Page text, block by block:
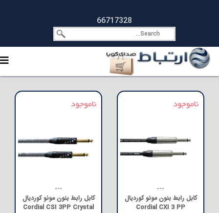
66717328
---
کابل رابط بنون مونو کوردیال
Cordial CXI 3 PP
---
کابل رابط بنون مونو کوردیال
Cordial CSI 3PP Crystal